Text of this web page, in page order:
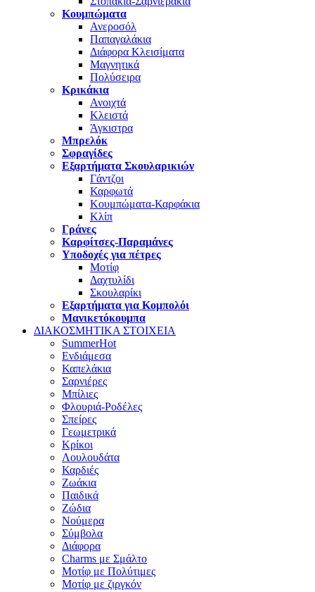
Κουμπώματα
Ανεροσόλ
Παπαγαλάκια
Διάφορα Κλεισίματα
Μαγνητικά
Πολύσειρα
Κρικάκια
Ανοιχτά
Κλειστά
Άγκιστρα
Μπρελόκ
Σφραγίδες
Εξαρτήματα Σκουλαρικιών
Γάντζοι
Καρφωτά
Κουμπώματα-Καρφάκια
Κλίπ
Γράνες
Καρφίτσες-Παραμάνες
Υποδοχές για πέτρες
Μοτίφ
Δαχτυλίδι
Σκουλαρίκι
Εξαρτήματα για Κομπολόι
Μανικετόκουμπα
ΔΙΑΚΟΣΜΗΤΙΚΑ ΣΤΟΙΧΕΙΑ
SummerHot
Ενδιάμεσα
Καπελάκια
Σαρνιέρες
Μπίλιες
Φλουριά-Ροδέλες
Σπείρες
Γεωμετρικά
Κρίκοι
Λουλουδάτα
Καρδιές
Ζωάκια
Παιδικά
Ζώδια
Νούμερα
Σύμβολα
Διάφορα
Charms με Σμάλτο
Μοτίφ με Πολύτιμες
Μοτίφ με ζιργκόν